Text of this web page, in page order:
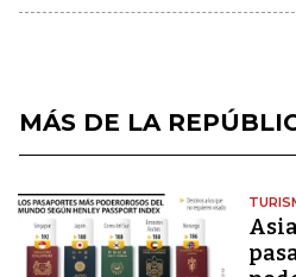
MÁS DE LA